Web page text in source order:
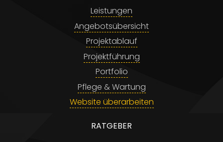
Leistungen
Angebotsübersicht
Projektablauf
Projektführung
Portfolio
Pflege & Wartung
Website überarbeiten
RATGEBER